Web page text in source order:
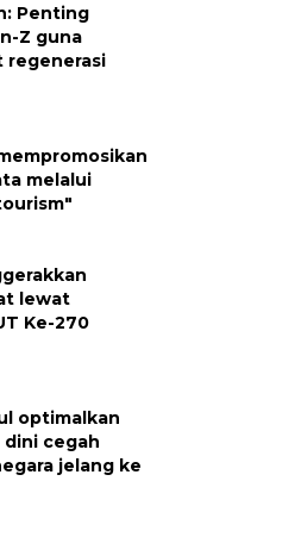
Penting
Z guna
regenerasi
melalui
lewat
Ke-270
optimalkan
dini cegah
jelang ke